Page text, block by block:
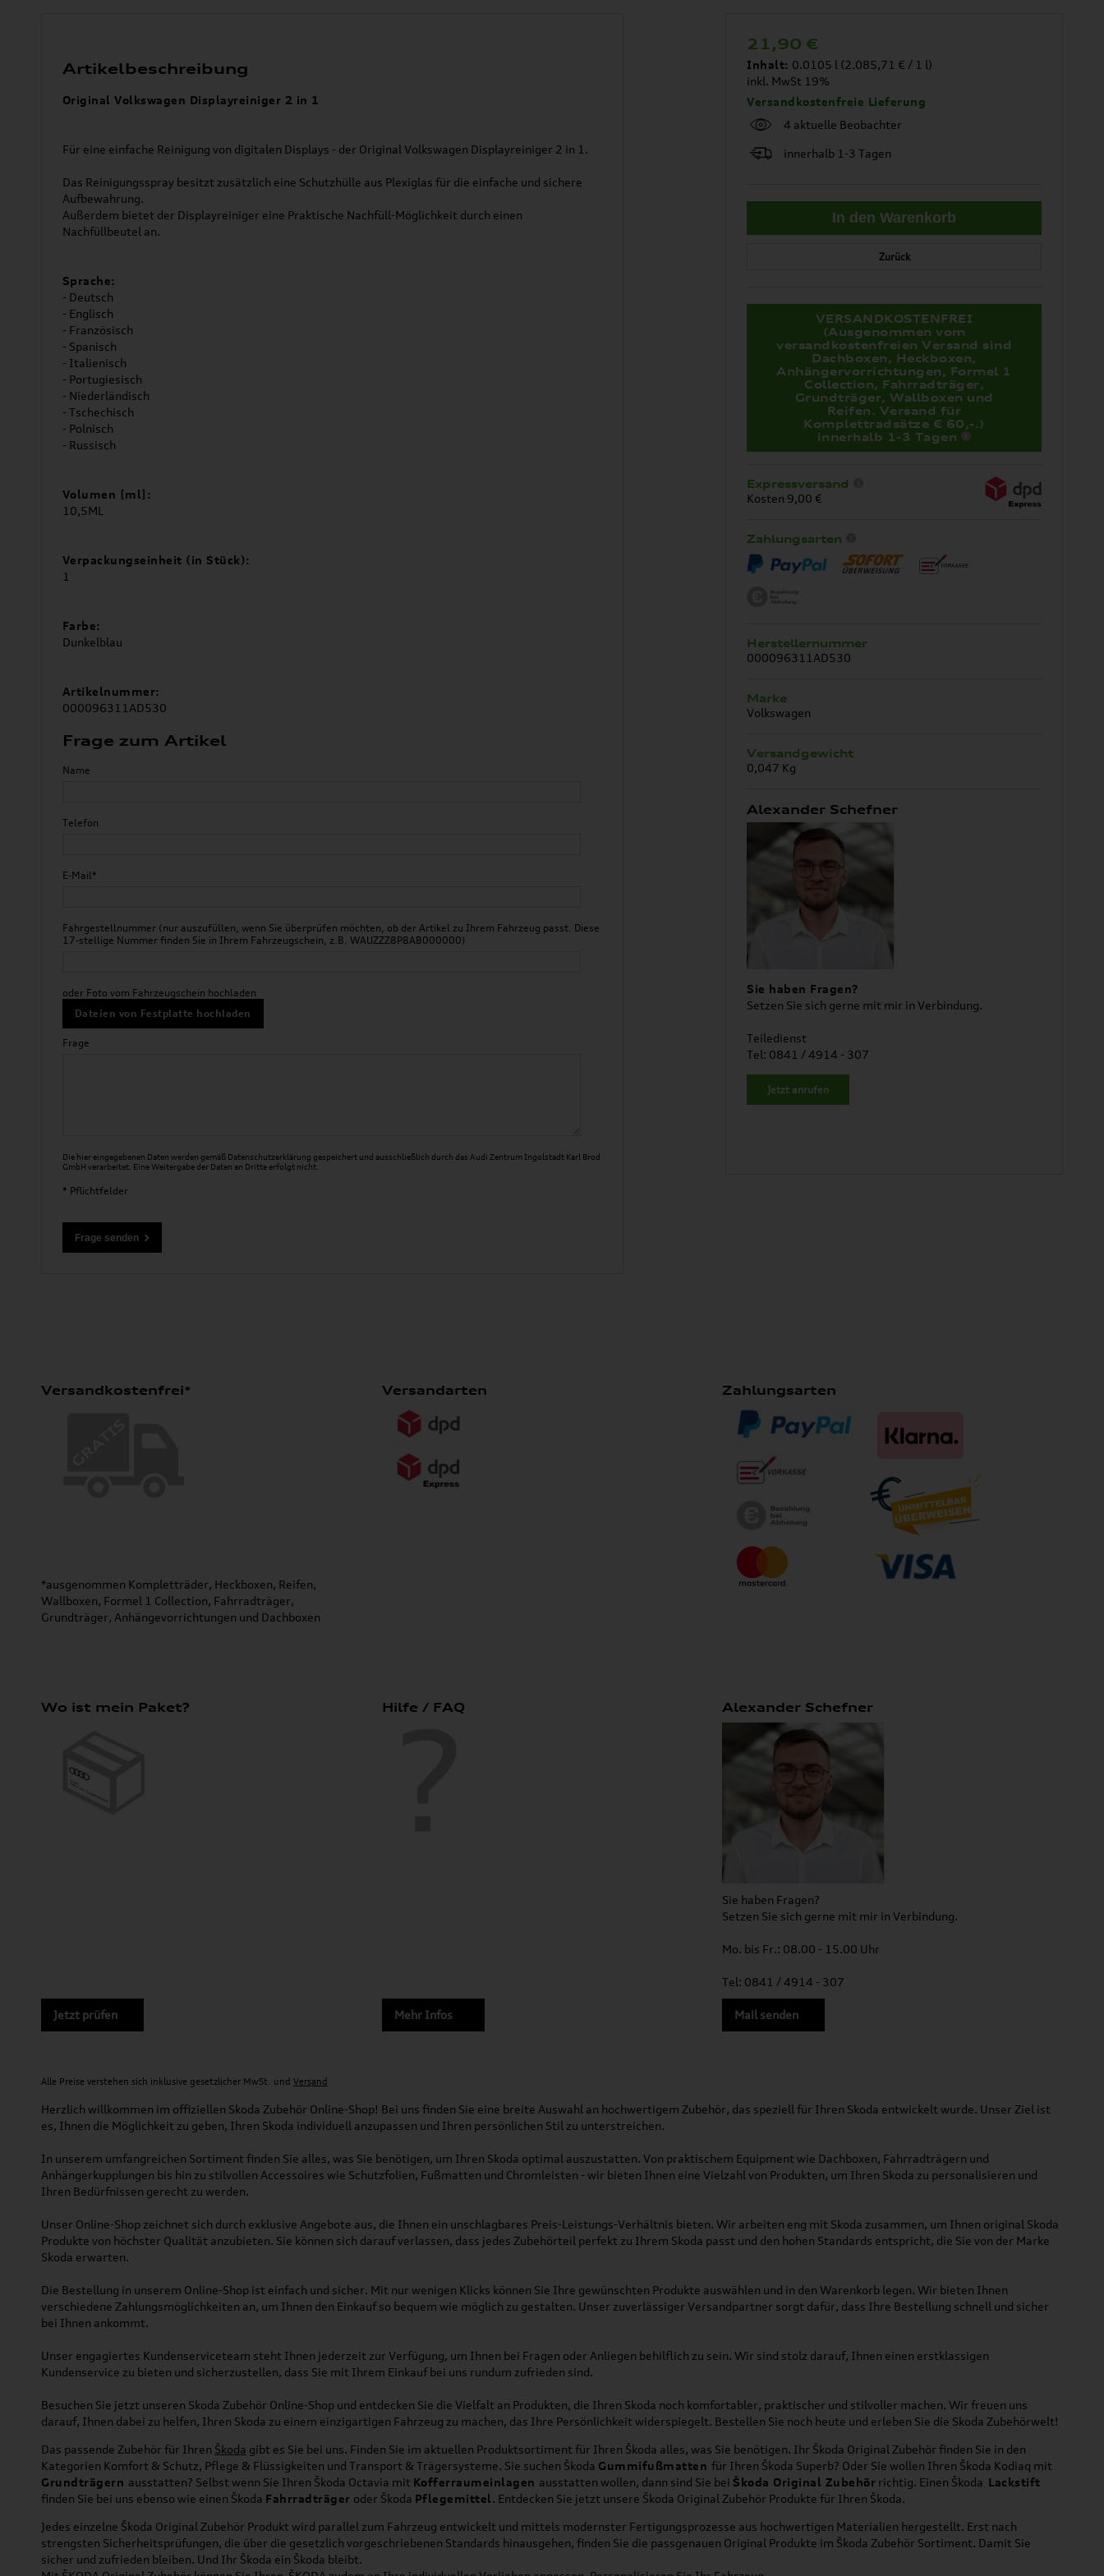
Artikelbeschreibung
Original Volkswagen Displayreiniger 2 in 1
Für eine einfache Reinigung von digitalen Displays - der Original Volkswagen Displayreiniger 2 in 1.
Das Reinigungsspray besitzt zusätzlich eine Schutzhülle aus Plexiglas für die einfache und sichere
Aufbewahrung.
Außerdem bietet der Displayreiniger eine Praktische Nachfüll-Möglichkeit durch einen
Nachfüllbeutel an.
Sprache:
- Deutsch
- Englisch
- Französisch
- Spanisch
- Italienisch
- Portugiesisch
- Niederländisch
- Tschechisch
- Polnisch
- Russisch
Volumen [ml]:
10,5ML
Verpackungseinheit (in Stück):
1
Farbe:
Dunkelblau
Artikelnummer:
000096311AD530
Frage zum Artikel
Name
Telefon
E-Mail*
Fahrgestellnummer (nur auszufüllen, wenn Sie überprüfen möchten, ob der Artikel zu Ihrem Fahrzeug passt. Diese
17-stellige Nummer finden Sie in Ihrem Fahrzeugschein, z.B. WAUZZZ8P8AB000000)
oder Foto vom Fahrzeugschein hochladen
Dateien von Festplatte hochladen
Frage
Die hier eingegebenen Daten werden gemäß Datenschutzerklärung gespeichert und ausschließlich durch das Audi Zentrum Ingolstadt Karl Brod
GmbH verarbeitet. Eine Weitergabe der Daten an Dritte erfolgt nicht.
* Pflichtfelder
21,90 €
Inhalt: 0.0105 l (2.085,71 € / 1 l)
inkl. MwSt 19%
Versandkostenfreie Lieferung
4 aktuelle Beobachter
innerhalb 1-3 Tagen
Zurück
VERSANDKOSTENFREI
(Ausgenommen vom
versandkostenfreien Versand sind
Dachboxen, Heckboxen,
Anhängervorrichtungen, Formel 1
Collection, Fahrradträger,
Grundträger, Wallboxen und
Reifen. Versand für
Komplettradsätze € 60,-.)
innerhalb 1-3 Tagen
Expressversand
Kosten 9,00 €
Zahlungsarten
Herstellernummer
000096311AD530
Marke
Volkswagen
Versandgewicht
0,047 Kg
Alexander Schefner
Sie haben Fragen?
Setzen Sie sich gerne mit mir in Verbindung.
Teiledienst
Tel: 0841 / 4914 - 307
Jetzt anrufen
Versandkostenfrei*
*ausgenommen Kompletträder, Heckboxen, Reifen,
Wallboxen, Formel 1 Collection, Fahrradträger,
Grundträger, Anhängevorrichtungen und Dachboxen
Versandarten Zahlungsarten
Wo ist mein Paket?
Jetzt prüfen
Hilfe / FAQ
Mehr Infos
Alexander Schefner
Sie haben Fragen?
Setzen Sie sich gerne mit mir in Verbindung.
Mo. bis Fr.: 08.00 - 15.00 Uhr
Tel: 0841 / 4914 - 307
Mail senden
Alle Preise verstehen sich inklusive gesetzlicher MwSt. und Versand
Herzlich willkommen im offiziellen Skoda Zubehör Online-Shop! Bei uns finden Sie eine breite Auswahl an hochwertigem Zubehör, das speziell für Ihren Skoda entwickelt wurde. Unser Ziel ist
es, Ihnen die Möglichkeit zu geben, Ihren Skoda individuell anzupassen und Ihren persönlichen Stil zu unterstreichen.
In unserem umfangreichen Sortiment finden Sie alles, was Sie benötigen, um Ihren Skoda optimal auszustatten. Von praktischem Equipment wie Dachboxen, Fahrradträgern und
Anhängerkupplungen bis hin zu stilvollen Accessoires wie Schutzfolien, Fußmatten und Chromleisten - wir bieten Ihnen eine Vielzahl von Produkten, um Ihren Skoda zu personalisieren und
Ihren Bedürfnissen gerecht zu werden.
Unser Online-Shop zeichnet sich durch exklusive Angebote aus, die Ihnen ein unschlagbares Preis-Leistungs-Verhältnis bieten. Wir arbeiten eng mit Skoda zusammen, um Ihnen original Skoda
Produkte von höchster Qualität anzubieten. Sie können sich darauf verlassen, dass jedes Zubehörteil perfekt zu Ihrem Skoda passt und den hohen Standards entspricht, die Sie von der Marke
Skoda erwarten.
Die Bestellung in unserem Online-Shop ist einfach und sicher. Mit nur wenigen Klicks können Sie Ihre gewünschten Produkte auswählen und in den Warenkorb legen. Wir bieten Ihnen
verschiedene Zahlungsmöglichkeiten an, um Ihnen den Einkauf so bequem wie möglich zu gestalten. Unser zuverlässiger Versandpartner sorgt dafür, dass Ihre Bestellung schnell und sicher
bei Ihnen ankommt.
Unser engagiertes Kundenserviceteam steht Ihnen jederzeit zur Verfügung, um Ihnen bei Fragen oder Anliegen behilflich zu sein. Wir sind stolz darauf, Ihnen einen erstklassigen
Kundenservice zu bieten und sicherzustellen, dass Sie mit Ihrem Einkauf bei uns rundum zufrieden sind.
Besuchen Sie jetzt unseren Skoda Zubehör Online-Shop und entdecken Sie die Vielfalt an Produkten, die Ihren Skoda noch komfortabler, praktischer und stilvoller machen. Wir freuen uns
darauf, Ihnen dabei zu helfen, Ihren Skoda zu einem einzigartigen Fahrzeug zu machen, das Ihre Persönlichkeit widerspiegelt. Bestellen Sie noch heute und erleben Sie die Skoda Zubehörwelt!
Das passende Zubehör für Ihren Škoda gibt es Sie bei uns. Finden Sie im aktuellen Produktsortiment für Ihren Škoda alles, was Sie benötigen. Ihr Škoda Original Zubehör finden Sie in den
Kategorien Komfort & Schutz, Pflege & Flüssigkeiten und Transport & Trägersysteme. Sie suchen Škoda Gummifußmatten für Ihren Škoda Superb? Oder Sie wollen Ihren Škoda Kodiaq mit
Grundträgern ausstatten? Selbst wenn Sie Ihren Škoda Octavia mit Kofferraumeinlagen ausstatten wollen, dann sind Sie bei Škoda Original Zubehör richtig. Einen Škoda Lackstift
finden Sie bei uns ebenso wie einen Škoda Fahrradträger oder Škoda Pflegemittel. Entdecken Sie jetzt unsere Škoda Original Zubehör Produkte für Ihren Škoda.
Jedes einzelne Škoda Original Zubehör Produkt wird parallel zum Fahrzeug entwickelt und mittels modernster Fertigungsprozesse aus hochwertigen Materialien hergestellt. Erst nach
strengsten Sicherheitsprüfungen, die über die gesetzlich vorgeschriebenen Standards hinausgehen, finden Sie die passgenauen Original Produkte im Škoda Zubehör Sortiment. Damit Sie
sicher und zufrieden bleiben. Und Ihr Škoda ein Škoda bleibt.